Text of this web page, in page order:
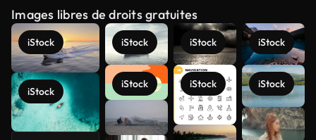
Images libres de droits gratuites
iStock
iStock
iStock
iStock
iStock
iStock
iStock
iStock
Voir plus